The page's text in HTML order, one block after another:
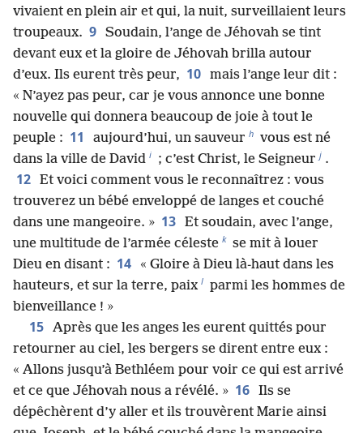
vivaient en plein air et qui, la nuit, surveillaient leurs
troupeaux. 9 Soudain, l’ange de Jéhovah se tint
devant eux et la gloire de Jéhovah brilla autour
d’eux. Ils eurent très peur, 10 mais l’ange leur dit :
« N’ayez pas peur, car je vous annonce une bonne
nouvelle qui donnera beaucoup de joie à tout le
peuple : 11 aujourd’hui, un sauveur h vous est né
dans la ville de David i ; c’est Christ, le Seigneur j .
12 Et voici comment vous le reconnaîtrez : vous
trouverez un bébé enveloppé de langes et couché
dans une mangeoire. » 13 Et soudain, avec l’ange,
une multitude de l’armée céleste k se mit à louer
Dieu en disant : 14
« Gloire à Dieu là-haut dans les
hauteurs, et sur la terre, paix l parmi les hommes de
bienveillance ! »
15 Après que les anges les eurent quittés pour
retourner au ciel, les bergers se dirent entre eux :
« Allons jusqu’à Bethléem pour voir ce qui est arrivé
et ce que Jéhovah nous a révélé. » 16 Ils se
dépêchèrent d’y aller et ils trouvèrent Marie ainsi